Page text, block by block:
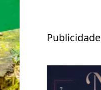
Publicidade